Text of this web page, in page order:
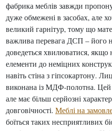
фабрика меблів завжди
дуже обмежені в засобах, але
великий гарнітур, тому що
важлива перевага ДСП – його
доведеться хвилюватися, якщо
елементи до неміцних
навіть стіна з гіпсокартону.
виконана із МДФ-полотна.
але має більш серйозні
довговічності. Меблі на
боїться таких несприятливих